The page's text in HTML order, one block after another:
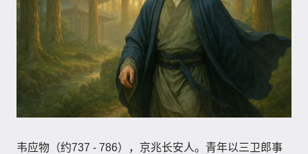
韦应物（约737 - 786），京兆长安人。青年以三卫郎事